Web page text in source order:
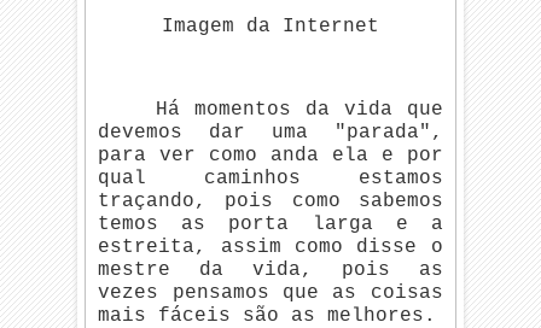
Imagem da Internet
Há momentos da vida que
devemos dar uma "parada",
para ver como anda ela e por
qual caminhos estamos
traçando, pois como sabemos
temos as porta larga e a
estreita, assim como disse o
mestre da vida, pois as
vezes pensamos que as coisas
mais fáceis são as melhores.